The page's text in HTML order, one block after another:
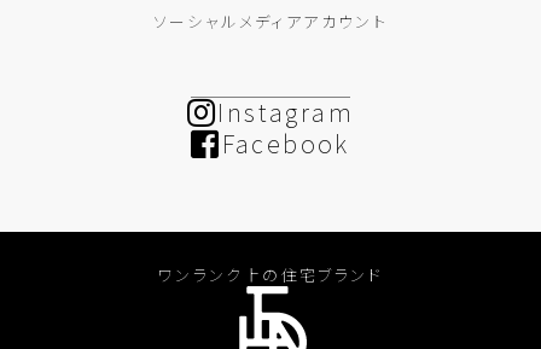
ソーシャルメディアアカウント
Instagram
Facebook
ワンランク上の住宅ブランド